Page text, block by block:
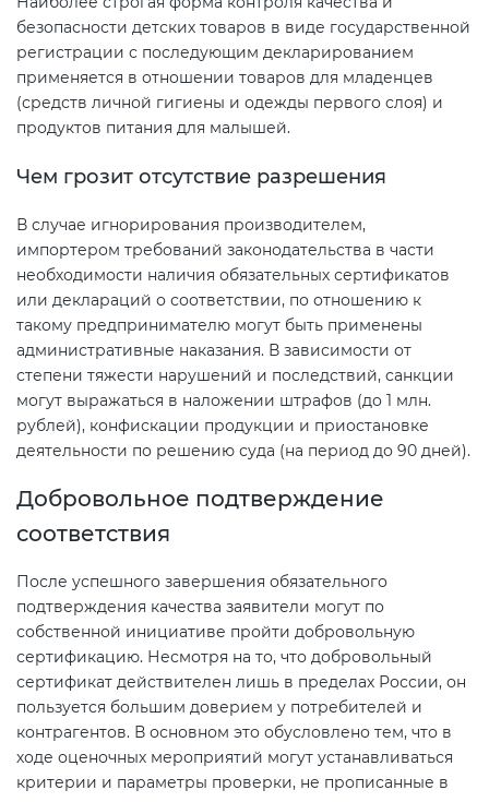
безопасности детских товаров в виде государственной
регистрации с последующим декларированием
применяется в отношении товаров для младенцев
(средств личной гигиены и одежды первого слоя) и
продуктов питания для малышей.
Чем грозит отсутствие разрешения
В случае игнорирования производителем,
импортером требований законодательства в части
необходимости наличия обязательных сертификатов
или деклараций о соответствии, по отношению к
такому предпринимателю могут быть применены
административные наказания. В зависимости от
степени тяжести нарушений и последствий, санкции
могут выражаться в наложении штрафов (до 1 млн.
рублей), конфискации продукции и приостановке
деятельности по решению суда (на период до 90 дней).
Добровольное подтверждение
соответствия
После успешного завершения обязательного
подтверждения качества заявители могут по
собственной инициативе пройти добровольную
сертификацию. Несмотря на то, что добровольный
сертификат действителен лишь в пределах России, он
пользуется большим доверием у потребителей и
контрагентов. В основном это обусловлено тем, что в
ходе оценочных мероприятий могут устанавливаться
критерии и параметры проверки, не прописанные в